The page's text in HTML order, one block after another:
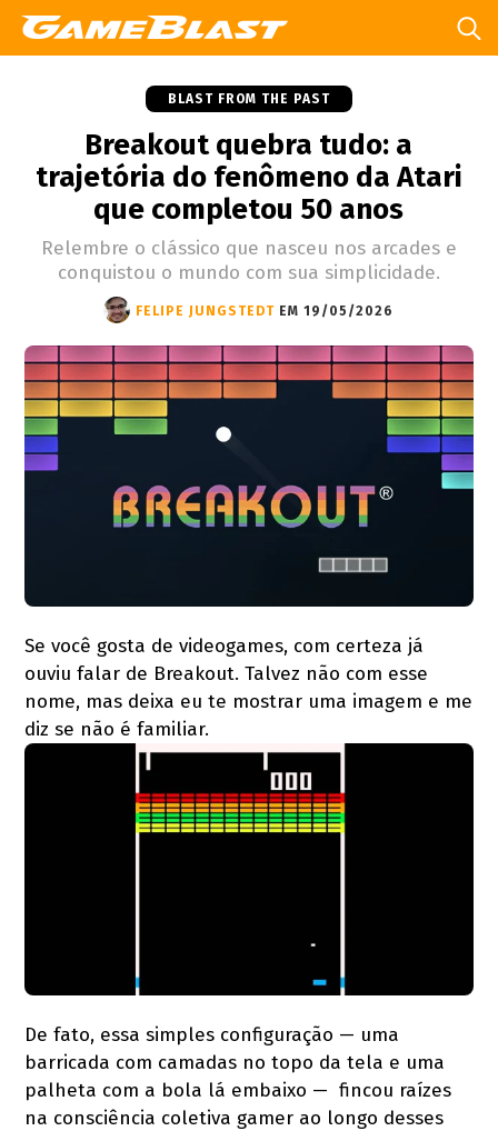
BLAST FROM THE PAST
Breakout quebra tudo: a
trajetória do fenômeno da Atari
que completou 50 anos
Relembre o clássico que nasceu nos arcades e
conquistou o mundo com sua simplicidade.
FELIPE JUNGSTEDT EM 19/05/2026
Se você gosta de videogames, com certeza já
ouviu falar de Breakout. Talvez não com esse
nome, mas deixa eu te mostrar uma imagem e me
diz se não é familiar.
De fato, essa simples configuração — uma
barricada com camadas no topo da tela e uma
palheta com a bola lá embaixo — fincou raízes
na consciência coletiva gamer ao longo desses